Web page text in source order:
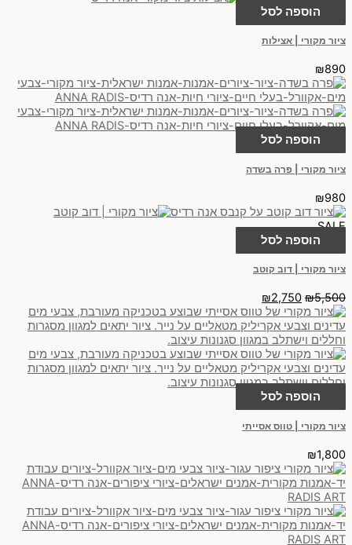
הוספה לסל
ציור מקורי | אצילות
₪890
הוספה לסל
ציור מקורי | פרה בשדה
₪980
SALE
הוספה לסל
ציור מקורי | דוב קוטב
₪5,500
₪2,750
הוספה לסל
ציור מקורי | טווס אסייתי
₪1,800